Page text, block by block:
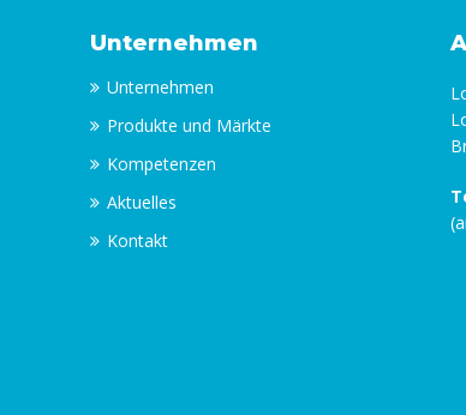
Unternehmen
Unternehmen
Produkte und Märkte
Kompetenzen
Aktuelles
Kontakt